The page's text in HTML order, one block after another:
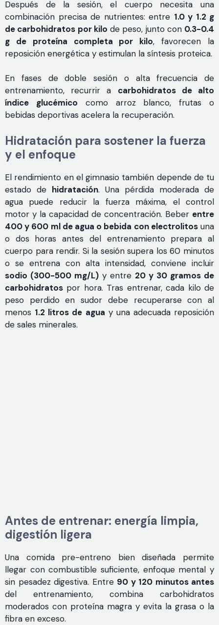
Después de la sesión, el cuerpo necesita una
combinación precisa de nutrientes: entre 1.0 y 1.2 g
de carbohidratos por kilo de peso, junto con 0.3-0.4
g de proteína completa por kilo, favorecen la
reposición energética y estimulan la síntesis proteica.
En fases de doble sesión o alta frecuencia de
entrenamiento, recurrir a carbohidratos de alto
índice glucémico como arroz blanco, frutas o
bebidas deportivas acelera la recuperación.
Hidratación para sostener la fuerza
y el enfoque
El rendimiento en el gimnasio también depende de tu
estado de hidratación. Una pérdida moderada de
agua puede reducir la fuerza máxima, el control
motor y la capacidad de concentración. Beber entre
400 y 600 ml de agua o bebida con electrolitosuna
o dos horas antes del entrenamiento prepara al
cuerpo para rendir. Si la sesión supera los 60 minutos
o se entrena con alta intensidad, conviene incluir
sodio (300-500 mg/L) y entre 20 y 30 gramos de
carbohidratos por hora. Tras entrenar, cada kilo de
peso perdido en sudor debe recuperarse con al
menos 1.2 litros de agua y una adecuada reposición
de sales minerales.
Antes de entrenar: energía limpia,
digestión ligera
Una comida pre-entreno bien diseñada permite
llegar con combustible suficiente, enfoque mental y
sin pesadez digestiva. Entre 90 y 120 minutos antes
del entrenamiento, combina carbohidratos
moderados con proteína magra y evita la grasa o la
fibra en exceso.